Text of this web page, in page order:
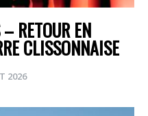
RETOUR EN
CLISSONNAISE
2026